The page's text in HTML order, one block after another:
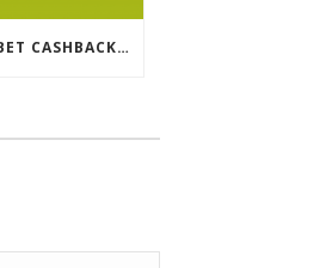
MOSTBET CASHBACK: HANGI OYUNLAR SIZI DAHA ÇOX QAZANA BILƏR?